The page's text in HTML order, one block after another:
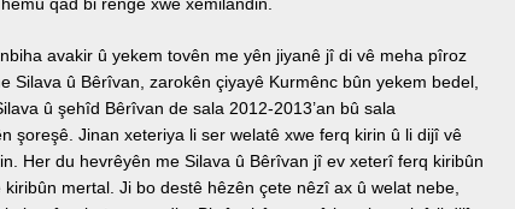
avakir û yekem tovên me yên jiyanê jî di vê meha pîroz
Silava û Bêrîvan, zarokên çiyayê Kurmênc bûn yekem bedel,
û şehîd Bêrîvan de sala 2012-2013’an bû sala
şoreşê. Jinan xeteriya li ser welatê xwe ferq kirin û li dijî vê
Her du hevrêyên me Silava û Bêrîvan jî ev xeterî ferq kiribûn
mertal. Ji bo destê hêzên çete nêzî ax û welat nebe,